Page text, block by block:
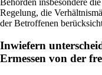
Regelung, die
der Betroffenen
Inwiefern
Ermessen von der